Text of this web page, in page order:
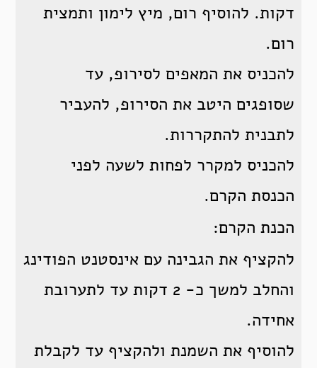
דקות. להוסיף רום, מיץ לימון ותמצית
רום.
להכניס את המאפים לסירופ, עד
שסופגים היטב את הסירופ, להעביר
לתבנית להתקררות.
להכניס למקרר לפחות לשעה לפני
הכנסת הקרם.
הכנת הקרם:
להקציף את הגבינה עם אינסטנט הפודינג
והחלב למשך כ- 2 דקות עד לתערובת
אחידה.
להוסיף את השמנת ולהקציף עד לקבלת